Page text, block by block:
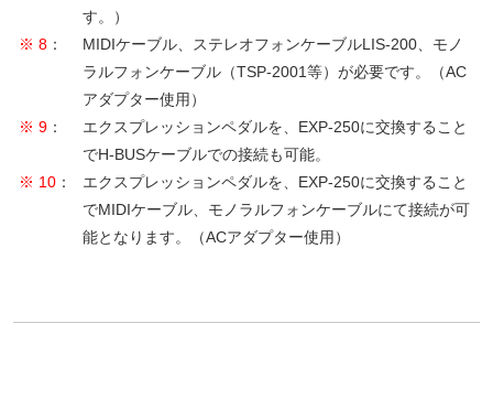
す。）
※ 8 ：
MIDIケーブル、ステレオフォンケーブルLIS-200、モノ
ラルフォンケーブル（TSP-2001等）が必要です。（AC
アダプター使用）
※ 9 ：
エクスプレッションペダルを、EXP-250に交換すること
でH-BUSケーブルでの接続も可能。
※ 10 ：
エクスプレッションペダルを、EXP-250に交換すること
でMIDIケーブル、モノラルフォンケーブルにて接続が可
能となります。（ACアダプター使用）